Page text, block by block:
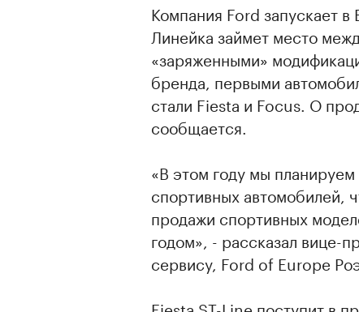
Компания Ford запускает
Линейка займет место
«заряженными»
бренда, первыми
стали Fiesta и Focus. О
сообщается.
«В этом году мы
спортивных автомобилей,
продажи спортивных
годом», - рассказал вице-
сервису, Ford of Europe